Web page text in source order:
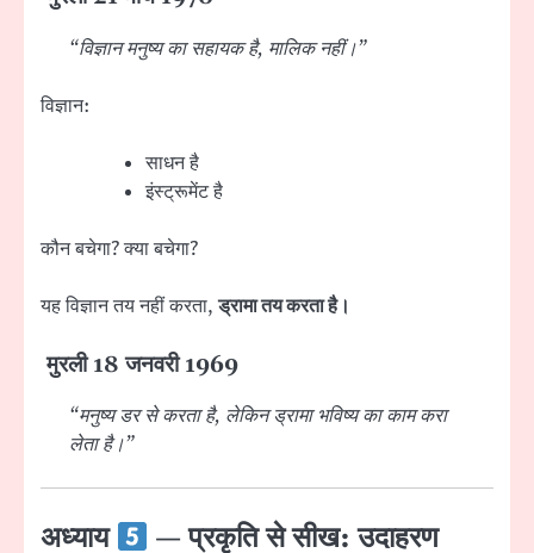
“विज्ञान मनुष्य का सहायक है, मालिक नहीं।”
विज्ञान:
साधन है
इंस्ट्रूमेंट है
कौन बचेगा? क्या बचेगा?
यह विज्ञान तय नहीं करता,ड्रामा तय करता है।
मुरली 18 जनवरी 1969
“मनुष्य डर से करता है, लेकिन ड्रामा भविष्य का काम करा
लेता है।”
अध्याय — प्रकृति से सीख: उदाहरण